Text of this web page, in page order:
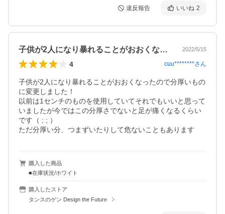
違反報告 いいね 2
子供が2人になり暴れることがおおくなっ… 2022/5/15
4 cuu********さん
子供が2人になり暴れることがおおくなったので分厚いもの
に変更しました！
以前は1センチのものを使用していてそれでもいいと思って
いましたが今ではこの分厚さでないと足が痛くなるくらい
です（ ; ; ）
ただ分厚い分、つまずいたりして危ないこともあります
購入した商品
■在庫状況/ホワイト
購入したストア
タンスのゲン Design the Future